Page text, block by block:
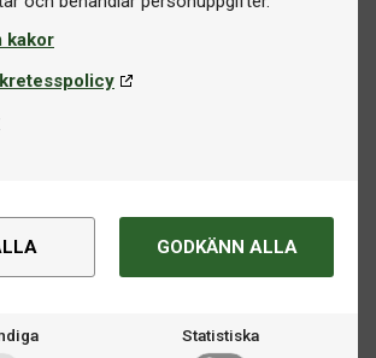
kakor
GODKÄNN ALLA
Statistiska